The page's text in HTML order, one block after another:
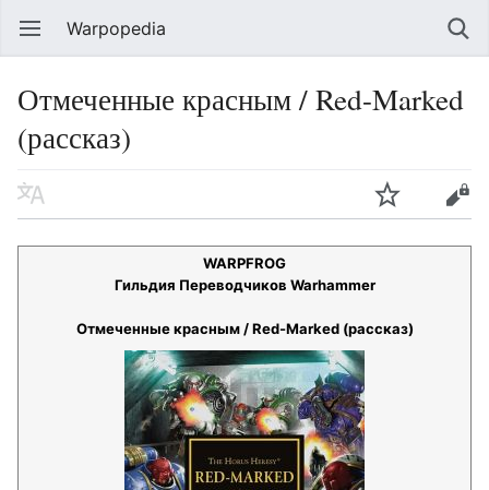
Warpopedia
Отмеченные красным / Red-Marked
(рассказ)
WARPFROG
Гильдия Переводчиков Warhammer
Отмеченные красным / Red-Marked (рассказ)